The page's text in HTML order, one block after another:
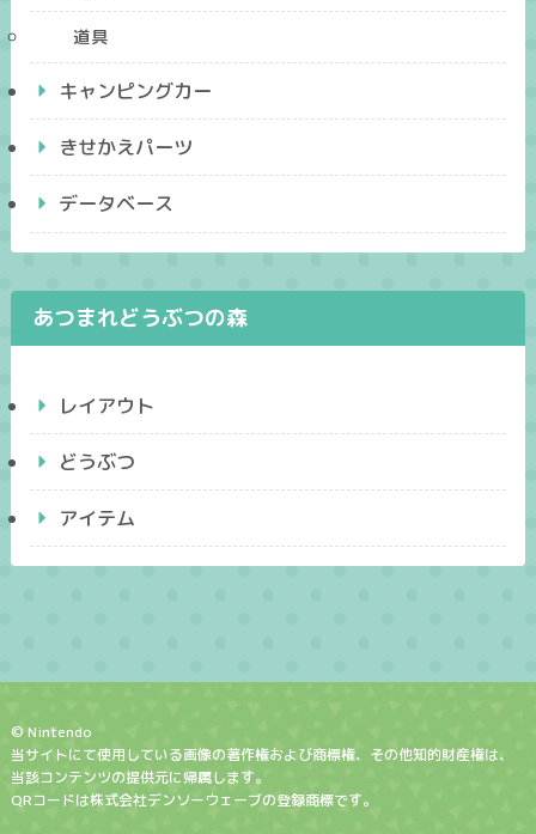
道具
キャンピングカー
きせかえパーツ
データベース
あつまれどうぶつの森
レイアウト
どうぶつ
アイテム
© Nintendo
当サイトにて使用している画像の著作権および商標権、その他知的財産権は、
当該コンテンツの提供元に帰属します。
QRコードは株式会社デンソーウェーブの登録商標です。